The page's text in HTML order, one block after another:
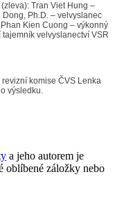
Tran Viet Hung –
Ph.D. – velvyslanec
Kien Cuong – výkonný
velvyslanectví VSR
komise ČVS Lenka
výsledku.
a jeho autorem je
oblíbené záložky nebo